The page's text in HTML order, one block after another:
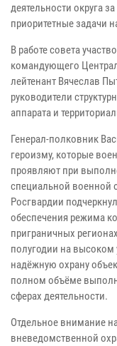
деятельности округа
приоритетные задачи
В работе совета
командующего
лейтенант Вячеслав
руководители
аппарата и
Генерал-полковник
героизму, которые
проявляют при
специальной военной
Росгвардии
обеспечения режима
приграничных
полугодии на высоком
надёжную охрану
полном объёме
сферах деятельности.
Отдельное внимание
вневедомственной